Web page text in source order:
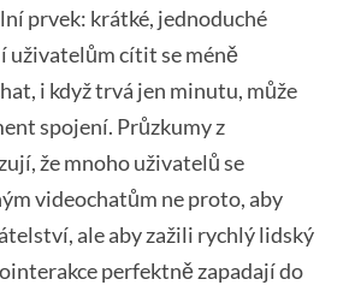
prvek: krátké, jednoduché
uživatelům cítit se méně
i když trvá jen minutu, může
spojení. Průzkumy z
že mnoho uživatelů se
videochatům ne proto, aby
ale aby zažili rychlý lidský
perfektně zapadají do